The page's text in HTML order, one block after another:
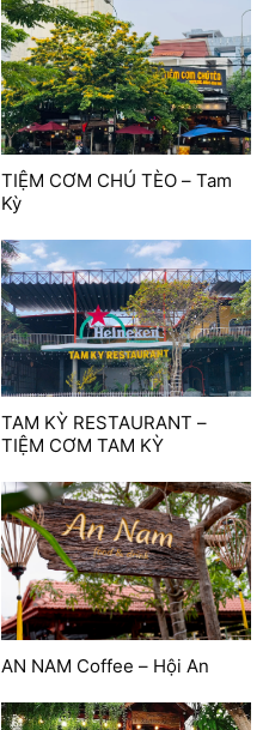
TIỆM CƠM CHÚ TÈO – Tam
Kỳ
TAM KỲ RESTAURANT –
TIỆM CƠM TAM KỲ
AN NAM Coffee – Hội An